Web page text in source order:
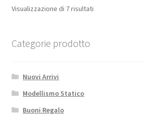
Visualizzazione di 7 risultati
Categorie prodotto
Nuovi Arrivi
Modellismo Statico
Buoni Regalo